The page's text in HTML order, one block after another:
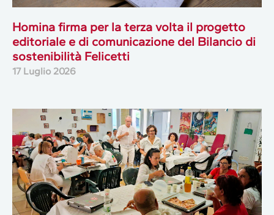
Homina firma per la terza volta il progetto
editoriale e di comunicazione del Bilancio di
sostenibilità Felicetti
17 Luglio 2026